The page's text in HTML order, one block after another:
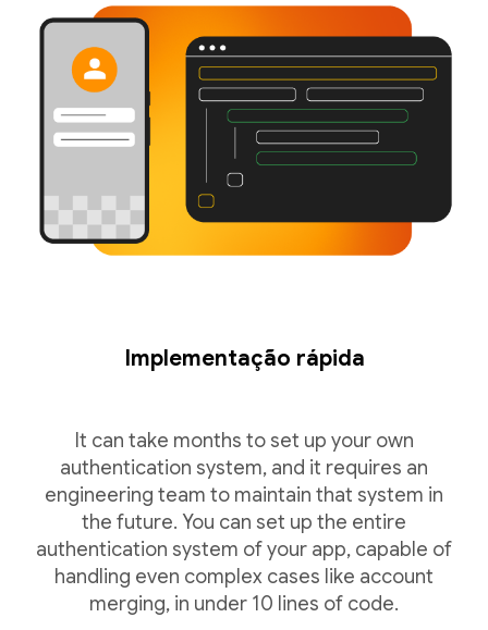
Implementação rápida
It can take months to set up your own
authentication system, and it requires an
engineering team to maintain that system in
the future. You can set up the entire
authentication system of your app, capable of
handling even complex cases like account
merging, in under 10 lines of code.